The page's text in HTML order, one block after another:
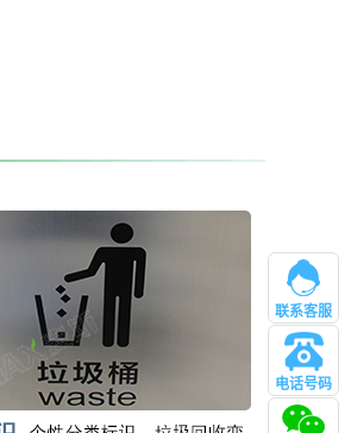
联系客服
电话号码
管理